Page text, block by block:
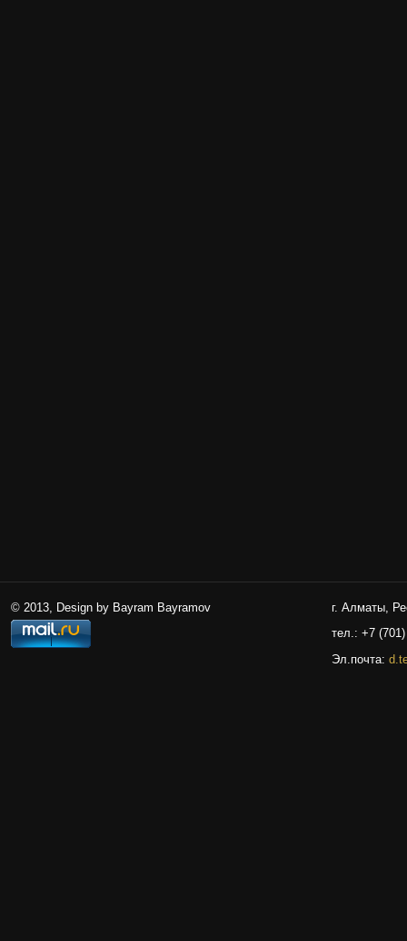
© 2013, Design by Bayram Bayramov
г. Алматы,
тел.: +7
Эл.почта: